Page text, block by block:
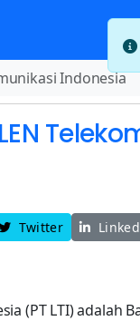
Indonesia
Twitter
(PT LTI) adalah